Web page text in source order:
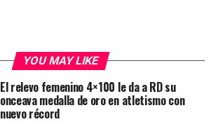
YOU MAY LIKE
El relevo femenino 4×100 le da a RD su
onceava medalla de oro en atletismo con
nuevo récord